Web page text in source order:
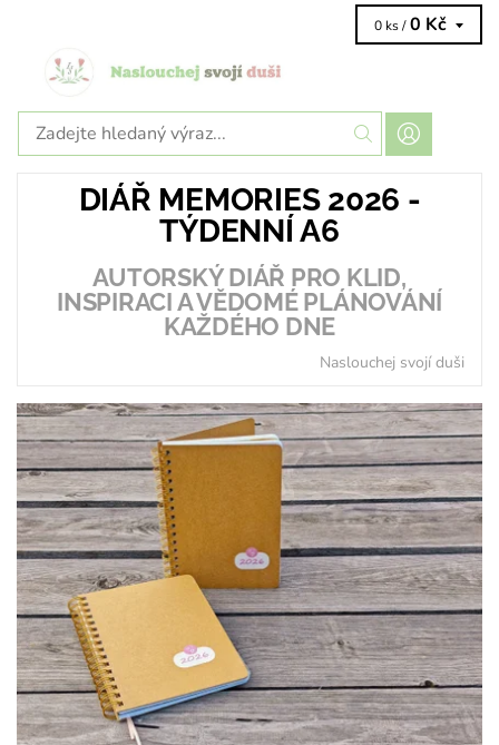
0 ks / 0 Kč
DIÁŘ MEMORIES 2026 -
TÝDENNÍ A6
AUTORSKÝ DIÁŘ PRO KLID,
INSPIRACI A VĚDOMÉ PLÁNOVÁNÍ
KAŽDÉHO DNE
Naslouchej svojí duši